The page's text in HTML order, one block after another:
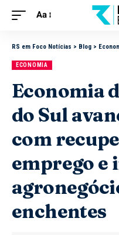
Aa
RS em Foco Notícias > Blog >
ECONOMIA
Economia
do Sul
com
emprego e
enchentes